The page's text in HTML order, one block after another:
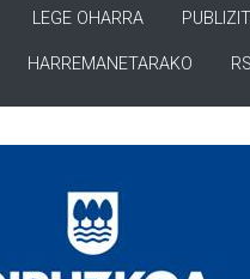
LEGE OHARRA
HARREMANETARAKO